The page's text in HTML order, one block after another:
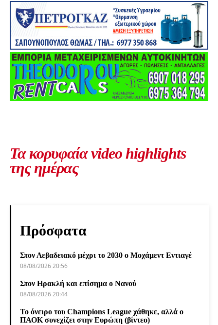
Τα κορυφαία video highlights
της ημέρας
Πρόσφατα
Στον Λεβαδειακό μέχρι το 2030 ο Μοχάμεντ Εντιαγέ
08/08/2026 20:56
Στον Ηρακλή και επίσημα ο Νανού
08/08/2026 20:44
Το όνειρο του Champions League χάθηκε, αλλά ο
ΠΑΟΚ συνεχίζει στην Ευρώπη (βίντεο)